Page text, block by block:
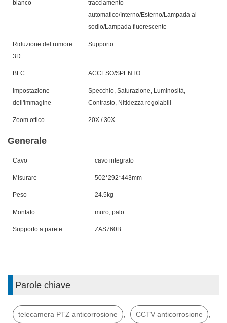
bianco
tracciamento
automatico/Interno/Esterno/Lampada al
sodio/Lampada fluorescente
Riduzione del rumore
3D
Supporto
BLC ACCESO/SPENTO
Impostazione
dell'immagine
Specchio, Saturazione, Luminosità,
Contrasto, Nitidezza regolabili
Zoom ottico 20X / 30X
Generale
Cavo cavo integrato
Misurare 502*292*443mm
Peso 24.5 kg
Montato muro, palo
Supporto a parete ZAS760B
Parole chiave
telecamera PTZ anticorrosione , CCTV anticorrosione ,